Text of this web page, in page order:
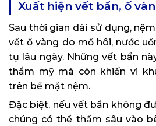
Xuất hiện vết bẩn, ố
Sau thời gian dài sử dụng,
vết ố vàng do mồ hôi, nước
tụ lâu ngày. Những vết bẩn
thẩm mỹ mà còn khiến vi
trên bề mặt nệm.
Đặc biệt, nếu vết bẩn không
chúng có thể thấm sâu vào